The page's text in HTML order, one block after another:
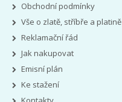
Obchodní podmínky
Vše o zlatě, stříbře a platině
Reklamační řád
Jak nakupovat
Emisní plán
Ke stažení